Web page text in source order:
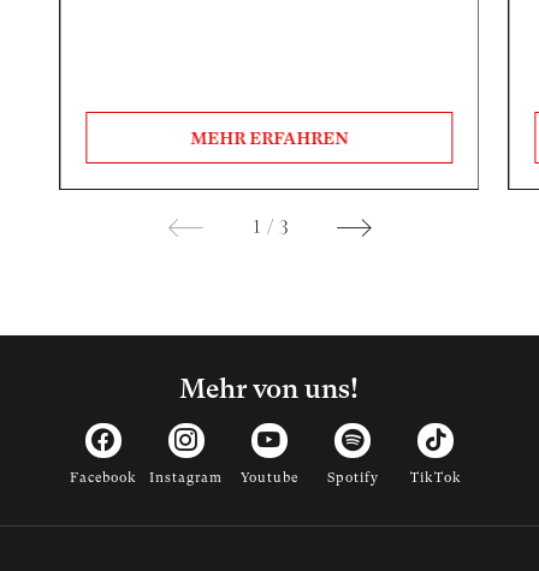
MEHR ERFAHREN
1 / 3
Mehr von uns!
Facebook Instagram Youtube Spotify TikTok